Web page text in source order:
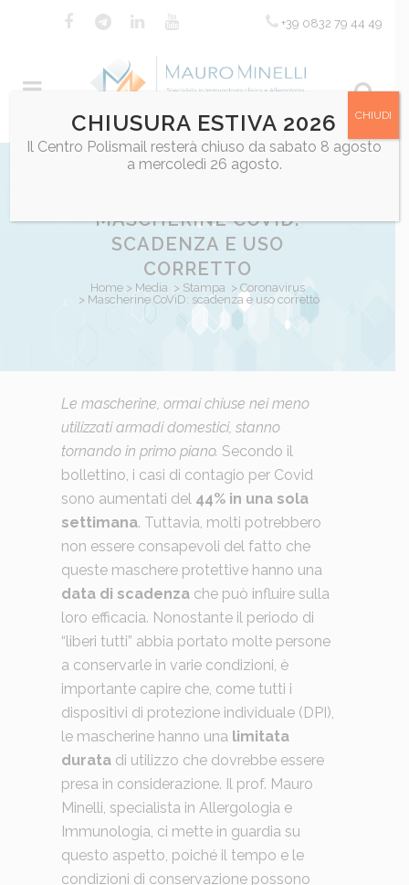
+39 0832 79 44 49
MASCHERINE COVID:
SCADENZA E USO
CORRETTO
Home > Media > Stampa > Coronavirus
> Mascherine CoViD: scadenza e uso corretto
Posted at 11:44hinCoronavirus,Coronavirus
Le mascherine, ormai chiuse nei meno
utilizzati armadi domestici, stanno
tornando in primo piano. Secondo il
bollettino, i casi di contagio per Covid
sono aumentati del 44% in una sola
settimana. Tuttavia, molti potrebbero
non essere consapevoli del fatto che
queste maschere protettive hanno una
data di scadenza che può influire sulla
loro efficacia. Nonostante il periodo di
“liberi tutti” abbia portato molte persone
a conservarle in varie condizioni, è
importante capire che, come tutti i
dispositivi di protezione individuale (DPI),
le mascherine hanno una limitata
duratadi utilizzo che dovrebbe essere
presa in considerazione. Il prof. Mauro
Minelli, specialista in Allergologia e
Immunologia, ci mette in guardia su
questo aspetto, poiché il tempo e le
condizioni di conservazione possono
CHIUSURA ESTIVA 2026
Il Centro Polismail resterà chiuso da sabato 8 agosto
a mercoledì 26 agosto.
CHIUDI